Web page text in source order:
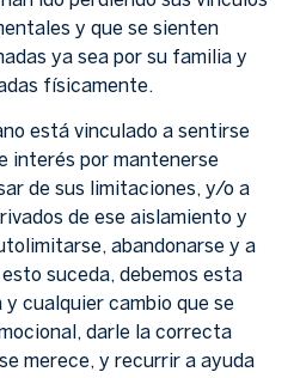
y que se sienten
ya sea por su familia y
físicamente.
está vinculado a sentirse
interés por mantenerse
de sus limitaciones, y/o a
de ese aislamiento y
abandonarse y a
suceda, debemos esta
cualquier cambio que se
darle la correcta
merece, y recurrir a ayuda